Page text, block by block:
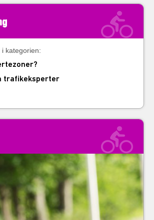
kategorien:
trafikeksperter